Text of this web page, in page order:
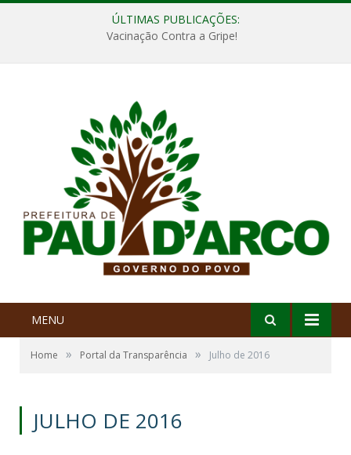
ÚLTIMAS PUBLICAÇÕES:
Vacinação Contra a Gripe!
MENU
Home » Portal da Transparência » Julho de 2016
JULHO DE 2016